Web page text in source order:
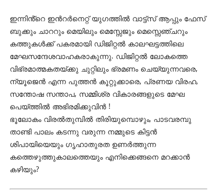
ഇന്നിൻ്റെ ഇൻറർനെറ്റ് യുഗത്തിൽ വാട്ട്സ് ആപ്പും ഫേസ്
ബുക്കും ചാററും മെയിലും മെസ്സേജും മെസ്സെഞ്ചറും
കത്തുകൾക്ക് പകരമായി ഡിജിറ്റൽ കാലഘട്ടത്തിലെ
മേഘസന്ദേശവാഹകരാകുന്നു. ഡിജിറ്റൽ ലോകത്തെ
വിഭ്രമാത്മകതയ്ക്കു ചുറ്റിലും ഭ്രമണം ചെയ്യുന്നവരെ,
ന്യൂജെൻ എന്ന പുത്തൻ കൂറ്റുക്കാരെ, പ്രണയ വിരഹ,
സന്തോഷ സന്താപ, സമ്മിശ്ര വികാരങ്ങളുടെ മേഘ
പെയ്ത്തിൽ അഭിരമിക്കുവിൻ !
ഭൂലോകം വിരൽതുമ്പിൽ തിരിയുമ്പൊഴും, പാടവരമ്പു
താണ്ടി പാലം കടന്നു വരുന്ന നമ്മുടെ കിട്ടൻ
ശിപായിയെയും ഗൃഹാതുരത ഉണർത്തുന്ന
കത്തെഴുത്തുകാലത്തെയും എനിക്കെങ്ങനെ മറക്കാൻ
കഴിയും?